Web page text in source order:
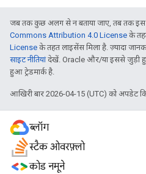
जब तक कुछ अलग से न बताया जाए, तब तक इस
Commons Attribution 4.0 License के
License के तहत लाइसेंस मिला है. ज़्यादा
साइट नीतियांदेखें. Oracle और/या इससे जुड़ी हुई
हुआ ट्रेडमार्क है.
आखिरी बार 2026-04-15 (UTC) को अपडेट
ब्लॉग
स्टैक ओवरफ़्लो
कोड नमूने